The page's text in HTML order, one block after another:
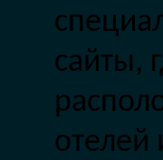
сайты,
отелей